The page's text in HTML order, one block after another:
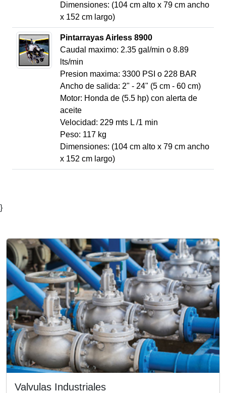
Dimensiones: (104 cm alto x 79 cm ancho
x 152 cm largo)
Pintarrayas Airless 8900
Caudal maximo: 2.35 gal/min o 8.89
lts/min
Presion maxima: 3300 PSI o 228 BAR
Ancho de salida: 2" - 24" (5 cm - 60 cm)
Motor: Honda de (5.5 hp) con alerta de
aceite
Velocidad: 229 mts L /1 min
Peso: 117 kg
Dimensiones: (104 cm alto x 79 cm ancho
x 152 cm largo)
}
Valvulas Industriales